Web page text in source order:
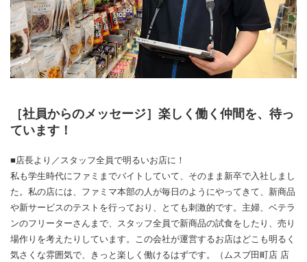
［社員からのメッセージ］楽しく働く仲間を、待っ
ています！
■店長より／スタッフ全員で明るいお店に！
私も学生時代にファミまでバイトしていて、そのまま新卒で入社しまし
た。私の店には、ファミマ本部の人が毎日のようにやってきて、新商品
や新サービスのテストを行っており、とても刺激的です。主婦、ベテラ
ンのフリーターさんまで、スタッフ全員で新商品の試食をしたり、売り
場作りを考えたりしています。この会社が運営するお店はどこも明るく
気さくな雰囲気で、きっと楽しく働けるはずです。（ムスブ田町店 店